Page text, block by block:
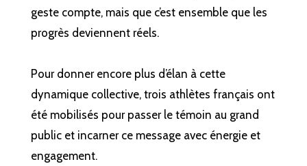
geste compte, mais que c’est ensemble que les
progrès deviennent réels.
Pour donner encore plus d’élan à cette
dynamique collective, trois athlètes français ont
été mobilisés pour passer le témoin au grand
public et incarner ce message avec énergie et
engagement.